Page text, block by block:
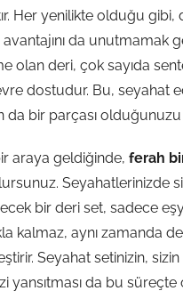
Her yenilikte olduğu gibi,
da unutmamak
olan deri, çok sayıda
dostudur. Bu, seyahat
da bir parçası olduğunuzu
araya geldiğinde, ferah
Seyahatlerinizde
bir deri set, sadece
kalmaz, aynı zamanda
Seyahat setinizin, sizin
yansıtması da bu